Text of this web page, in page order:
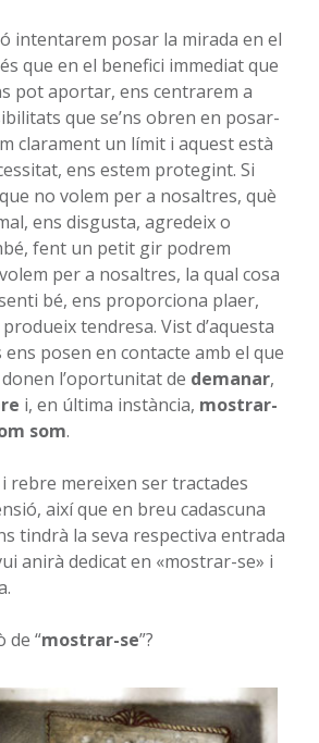
intentarem posar la mirada en el
que en el benefici immediat que
pot aportar, ens centrarem a
que se’ns obren en posar-
clarament un límit i aquest està
ens estem protegint. Si
no volem per a nosaltres, què
ens disgusta, agredeix o
fent un petit gir podrem
per a nosaltres, la qual cosa
bé, ens proporciona plaer,
tendresa. Vist d’aquesta
posen en contacte amb el que
l’oportunitat de demanar,
i, en última instància, mostrar-
som.
rebre mereixen ser tractades
així que en breu cadascuna
tindrà la seva respectiva entrada
anirà dedicat en «mostrar-se» i
de “mostrar-se”?